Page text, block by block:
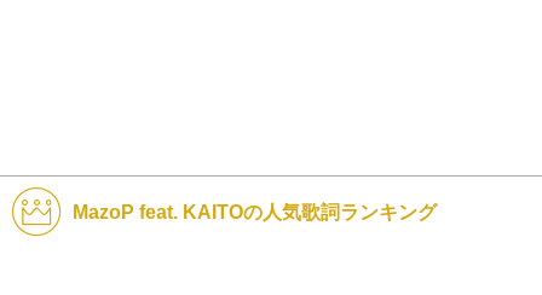
MazoP feat. KAITOの人気歌詞ランキング